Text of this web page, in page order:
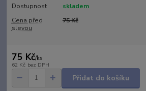
Dostupnost
skladem
Cena před
slevou
75 Kč
75 Kč/ks
62 Kč bez DPH
Přidat do košíku